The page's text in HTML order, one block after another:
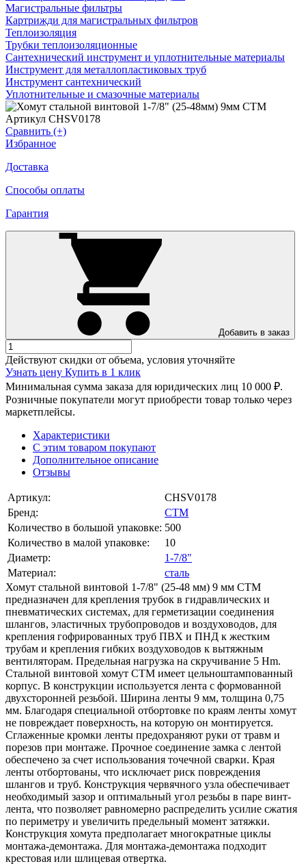
Магистральные фильтры
Картрижди для магистральных фильтров
Теплоизоляция
Трубки теплоизоляционные
Сантехнический инструмент и уплотнительные материалы
Инструмент для металлопластиковых труб
Инструмент сантехнический
Уплотнительные и смазочные материалы
Артикул CHSV0178
Сравнить (+)
Избранное
Доставка
Способы оплаты
Гарантия
Добавить в заказ
Действуют скидки от объема, условия уточняйте
Узнать цену Купить в 1 клик
Минимальная сумма заказа для юридических лиц 10 000 ₽.
Розничные покупатели могут приобрести товар только через
маркетплейсы.
Характеристики
С этим товаром покупают
Дополнительное описание
Отзывы
Артикул:
CHSV0178
Бренд:
СТМ
Количество в большой упаковке: 500
Количество в малой упаковке:
10
Диаметр:
1-7/8"
Материал:
сталь
Хомут стальной винтовой 1-7/8" (25-48 мм) 9 мм CTM
предназначен для крепления трубок в гидравлических и
пневматических системах, для герметизации соединения
шлангов, эластичных трубопроводов и воздуховодов, для
крепления гофрированных труб ПВХ и ПНД к жестким
трубам и крепления гибких воздуховодов к вытяжным
вентиляторам. Предельная нагрузка на скручивание 5 Hm.
Стальной винтовой хомут СТМ имеет цельноштампованный
корпус. В конструкции используется лента с формованной
двухсторонней резьбой. Ширина ленты 9 мм, толщина 0,75
мм. Благодаря специальной отбортовке по краям ленты хомут
не повреждает поверхность, на которую он монтируется.
Сглаженные кромки ленты предохраняют руки от травм и
порезов при монтаже. Прочное соединение замка с лентой
обеспечено за счет использования точечной сварки. Края
ленты отбортованы, что исключает риск повреждения
шлангов и труб. Конструкция червячного узла обеспечивает
необходимый зазор и оптимальный угол резьбы в паре винт-
лента, что позволяет равномерно распределить усилие сжатия
по периметру и увеличить предельный момент затяжки.
Конструкция хомута предполагает многократные циклы
монтажа-демонтажа. Для монтажа-демонтажа подходит
крестовая или шлицевая отвертка.